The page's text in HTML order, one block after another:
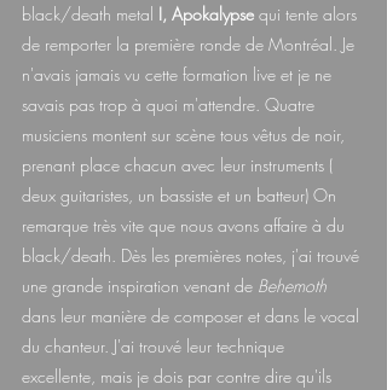
black/death metal I, Apokalypse qui tente alors
de remporter la première ronde de Montréal. Je
n'avais jamais vu cette formation live et je ne
savais pas trop à quoi m'attendre. Quatre
musiciens montent sur scène tous vêtus de noir,
prenant place chacun avec leur instruments (
deux guitaristes, un bassiste et un batteur) On
remarque très vite que nous avons affaire à du
black/death. Dès les premières notes, j'ai trouvé
une grande inspiration venant de Behemoth
dans leur manière de composer et dans le vocal
du chanteur. J'ai trouvé leur technique
excellente, mais je dois par contre dire qu'ils